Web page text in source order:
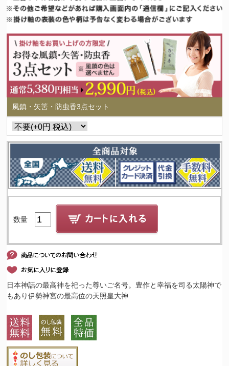
風鎮・矢筈・防虫香3点セット
数量
日本神話の最高神を祀った尊いご名号。豊作と幸福を司る太陽神で
もあり伊勢神宮の最高位の天照皇大神